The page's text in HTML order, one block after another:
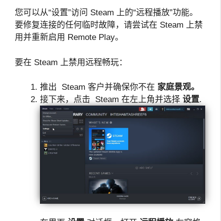
您可以从“设置”访问 Steam 上的“远程播放”功能。
要修复连接的任何临时故障，请尝试在 Steam 上禁
用并重新启用 Remote Play。
要在 Steam 上禁用远程畅玩：
推出 Steam 客户并确保你不在 家庭景观。
接下来，点击 Steam 在左上角并选择 设置.